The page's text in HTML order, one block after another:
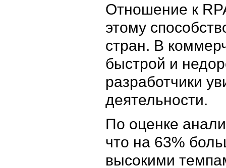
Отношение к
этому
стран. В
быстрой и
разработчики
деятельности.
По оценке
что на 63%
высокими